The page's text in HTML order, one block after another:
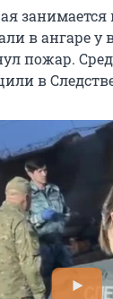
в ангаре
пожар.
в